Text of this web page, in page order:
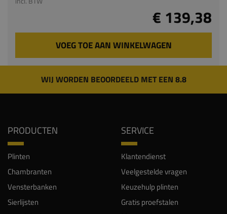
€ 139,38
VOEG TOE AAN WINKELWAGEN
WIJ WORDEN BEOORDEELD MET EEN 8.8
PRODUCTEN
Plinten
Chambranten
Vensterbanken
Sierlijsten
SERVICE
Klantendienst
Veelgestelde vragen
Keuzehulp plinten
Gratis proefstalen